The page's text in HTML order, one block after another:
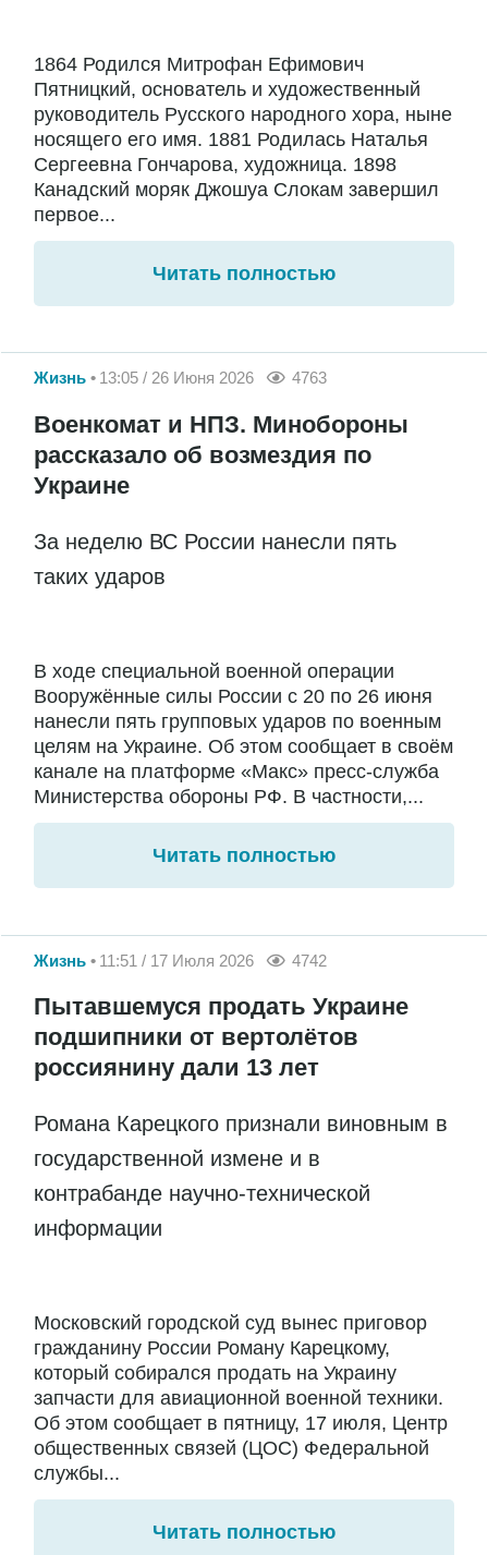
1864 Родился Митрофан Ефимович
Пятницкий, основатель и художественный
руководитель Русского народного хора, ныне
носящего его имя. 1881 Родилась Наталья
Сергеевна Гончарова, художница. 1898
Канадский моряк Джошуа Слокам завершил
первое...
Читать полностью
Жизнь 13:05 / 26 Июня 2026 4763
Военкомат и НПЗ. Минобороны
рассказало об возмездия по
Украине
За неделю ВС России нанесли пять
таких ударов
В ходе специальной военной операции
Вооружённые силы России с 20 по 26 июня
нанесли пять групповых ударов по военным
целям на Украине. Об этом сообщает в своём
канале на платформе «Макс» пресс-служба
Министерства обороны РФ. В частности,...
Читать полностью
Жизнь 11:51 / 17 Июля 2026 4742
Пытавшемуся продать Украине
подшипники от вертолётов
россиянину дали 13 лет
Романа Карецкого признали виновным в
государственной измене и в
контрабанде научно-технической
информации
Московский городской суд вынес приговор
гражданину России Роману Карецкому,
который собирался продать на Украину
запчасти для авиационной военной техники.
Об этом сообщает в пятницу, 17 июля, Центр
общественных связей (ЦОС) Федеральной
службы...
Читать полностью